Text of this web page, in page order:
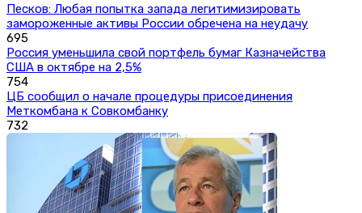
Песков: Любая попытка запада легитимизировать
замороженные активы России обречена на неудачу
695
Россия уменьшила свой портфель бумаг Казначейства
США в октябре на 2,5%
754
ЦБ сообщил о начале процедуры присоединения
Меткомбана к Совкомбанку
732